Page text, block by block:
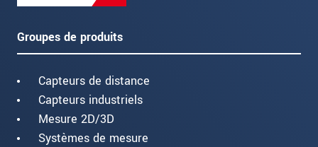
Groupes de produits
Capteurs de distance
Capteurs industriels
Mesure 2D/3D
Systèmes de mesure